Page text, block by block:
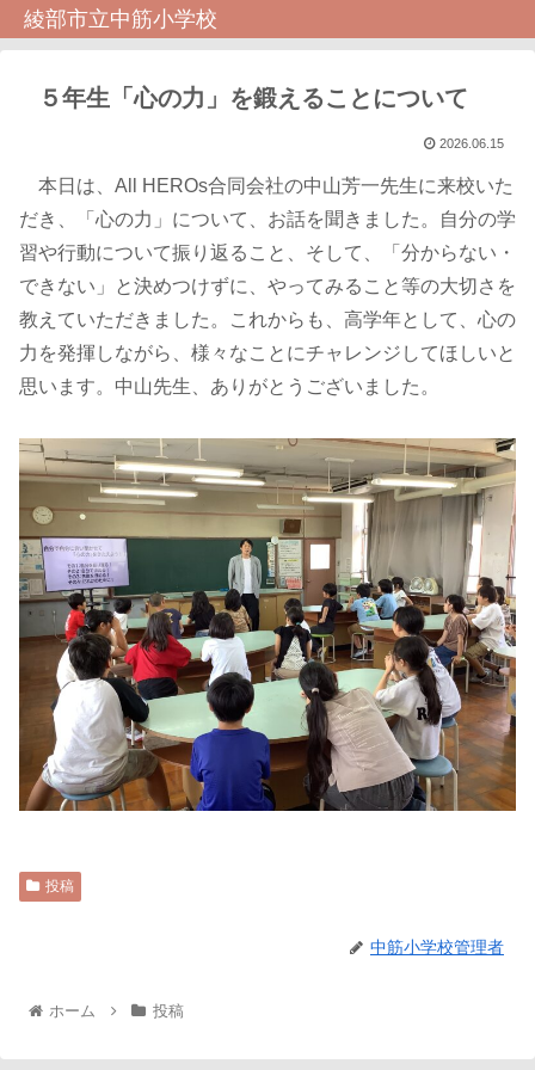
綾部市立中筋小学校
５年生「心の力」を鍛えることについて
2026.06.15
本日は、All HEROs合同会社の中山芳一先生に来校いた
だき、「心の力」について、お話を聞きました。自分の学
習や行動について振り返ること、そして、「分からない・
できない」と決めつけずに、やってみること等の大切さを
教えていただきました。これからも、高学年として、心の
力を発揮しながら、様々なことにチャレンジしてほしいと
思います。中山先生、ありがとうございました。
投稿
中筋小学校管理者
ホーム 投稿